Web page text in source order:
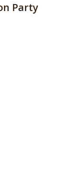
Party